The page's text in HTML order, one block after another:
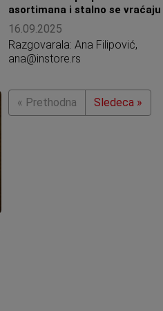
kompaniji AD Podunavlje.
asortimana i stalno se vraćaju
16.09.2025
Razgovarala: Ana Filipović,
ana@instore.rs
« Prethodna Sledeca »